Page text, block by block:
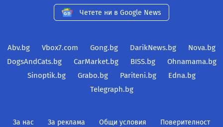
Четете ни в Google News
Abv.bg Vbox7.com Gong.bg DarikNews.bg
Nova.bg
DogsAndCats.bg
CarMarket.bg BISS.bg
Ohnamama.bg
Sinoptik.bg
Grabo.bg Pariteni.bg
Edna.bg
Telegraph.bg
За нас За реклама Общи условия Поверителност